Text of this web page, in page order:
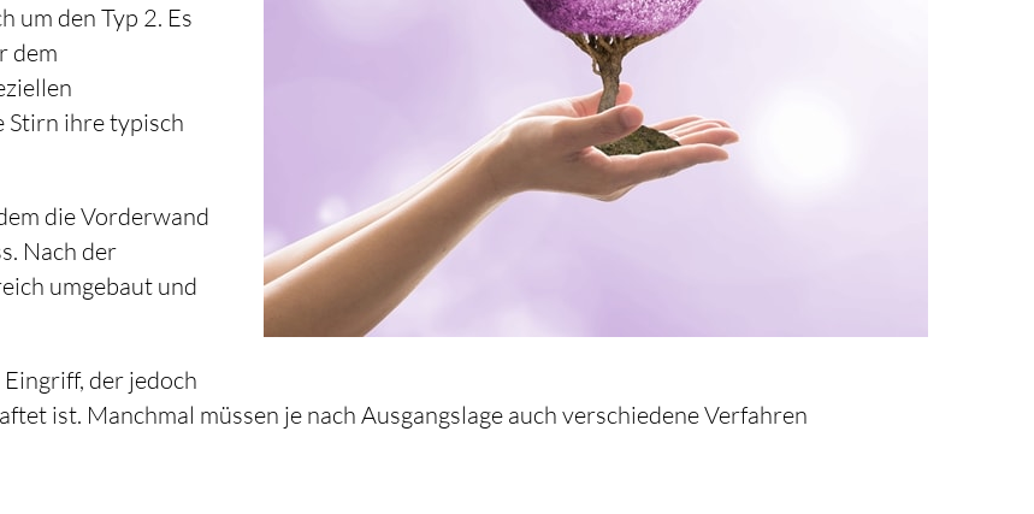
um den Typ 2. Es
dem
Stirn ihre typisch
die Vorderwand
Nach der
umgebaut und
der jedoch
ist. Manchmal müssen je nach Ausgangslage auch verschiedene Verfahren